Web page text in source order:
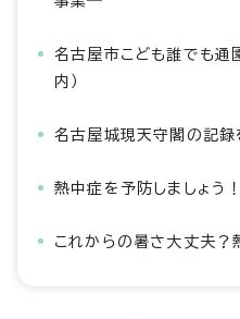
名古屋市こども誰でも通
内）
名古屋城現天守閣の記録
熱中症を予防しましょう！
これからの暑さ大丈夫？